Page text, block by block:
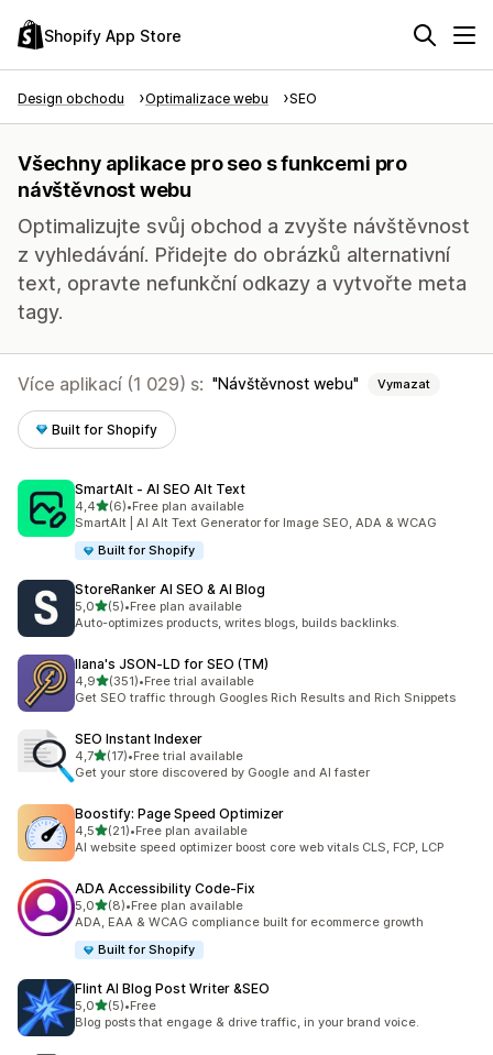
Shopify App Store
Design obchodu Optimalizace webu SEO
Všechny aplikace pro seo s funkcemi pro
návštěvnost webu
Optimalizujte svůj obchod a zvyšte návštěvnost
z vyhledávání. Přidejte do obrázků alternativní
text, opravte nefunkční odkazy a vytvořte meta
tagy.
Více aplikací (1 029) s: Návštěvnost webu Vymazat
Built for Shopify
SmartAlt ‑ AI SEO Alt Text
4,4z 5 hvězd
(6)
Celkový počet recenzí: 6
•Free plan available
SmartAlt | AI Alt Text Generator for Image SEO, ADA & WCAG
Built for Shopify
StoreRanker AI SEO & AI Blog
5,0z 5 hvězd
(5)
Celkový počet recenzí: 5
•Free plan available
Auto-optimizes products, writes blogs, builds backlinks.
Ilana's JSON‑LD for SEO (TM)
4,9z 5 hvězd
(351)
Celkový počet recenzí: 351
•Free trial available
Get SEO traffic through Googles Rich Results and Rich Snippets
SEO Instant Indexer
4,7z 5 hvězd
(17)
Celkový počet recenzí: 17
•Free trial available
Get your store discovered by Google and AI faster
Boostify: Page Speed Optimizer
4,5z 5 hvězd
(21)
Celkový počet recenzí: 21
•Free plan available
AI website speed optimizer boost core web vitals CLS, FCP, LCP
ADA Accessibility Code‑Fix
5,0z 5 hvězd
(8)
Celkový počet recenzí: 8
•Free plan available
ADA, EAA & WCAG compliance built for ecommerce growth
Built for Shopify
Flint AI Blog Post Writer &SEO
5,0z 5 hvězd
(5)
Celkový počet recenzí: 5
•Free
Blog posts that engage & drive traffic, in your brand voice.